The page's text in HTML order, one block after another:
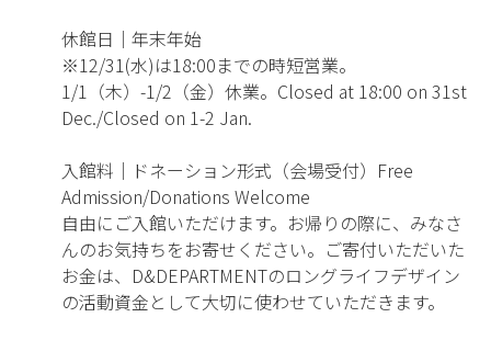
休館日｜年末年始
※12/31(水)は18:00までの時短営業。
1/1（木）-1/2（金）休業。Closed at 18:00 on 31st
Dec./Closed on 1-2 Jan.
入館料｜ドネーション形式（会場受付）Free
Admission/Donations Welcome
自由にご入館いただけます。お帰りの際に、みなさ
んのお気持ちをお寄せください。ご寄付いただいた
お金は、D&DEPARTMENTのロングライフデザイン
の活動資金として大切に使わせていただきます。